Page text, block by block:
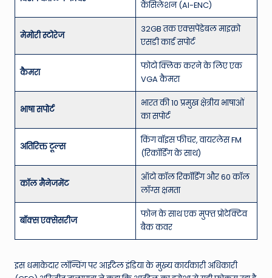
कैंसिलेशन (AI-ENC)
मेमोरी स्टोरेज
32GB तक एक्सपेंडेबल माइक्रो
एसडी कार्ड सपोर्ट
कैमरा
फोटो क्लिक करने के लिए एक
VGA कैमरा
भाषा सपोर्ट
भारत की 10 प्रमुख क्षेत्रीय भाषाओं
का सपोर्ट
अतिरिक्त टूल्स
किंग वॉइस फीचर, वायरलेस FM
(रिकॉर्डिंग के साथ)
कॉल मैनेजमेंट
ऑटो कॉल रिकॉर्डिंग और 60 कॉल
लॉग्स क्षमता
बॉक्स एक्सेसरीज
फोन के साथ एक मुफ्त प्रोटेक्टिव
बैक कवर
इस धमाकेदार लॉन्चिंग पर आईटेल इंडिया के मुख्य कार्यकारी अधिकारी